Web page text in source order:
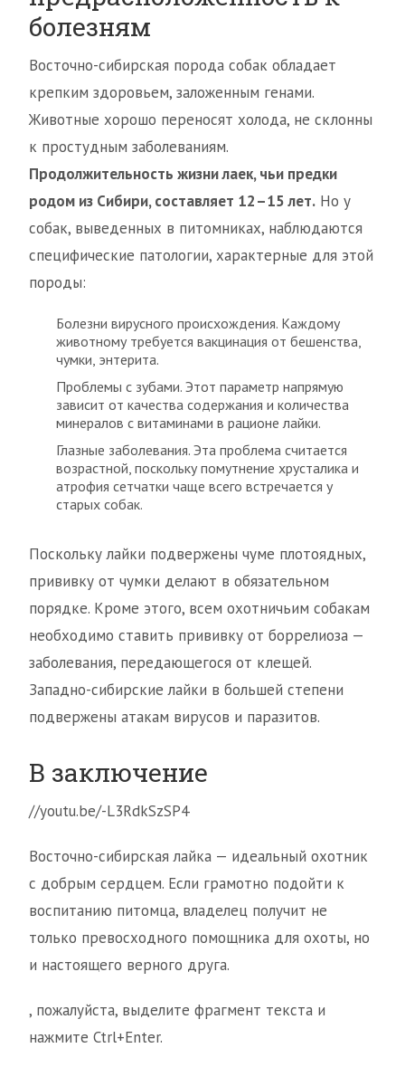
болезням
Восточно-сибирская порода собак обладает
крепким здоровьем, заложенным генами.
Животные хорошо переносят холода, не склонны
к простудным заболеваниям.
Продолжительность жизни лаек, чьи предки
родом из Сибири, составляет 12–15 лет. Но у
собак, выведенных в питомниках, наблюдаются
специфические патологии, характерные для этой
породы:
Болезни вирусного происхождения. Каждому
животному требуется вакцинация от бешенства,
чумки, энтерита.
Проблемы с зубами. Этот параметр напрямую
зависит от качества содержания и количества
минералов с витаминами в рационе лайки.
Глазные заболевания. Эта проблема считается
возрастной, поскольку помутнение хрусталика и
атрофия сетчатки чаще всего встречается у
старых собак.
Поскольку лайки подвержены чуме плотоядных,
прививку от чумки делают в обязательном
порядке. Кроме этого, всем охотничьим собакам
необходимо ставить прививку от боррелиоза —
заболевания, передающегося от клещей.
Западно-сибирские лайки в большей степени
подвержены атакам вирусов и паразитов.
В заключение
//youtu.be/-L3RdkSzSP4
Восточно-сибирская лайка — идеальный охотник
с добрым сердцем. Если грамотно подойти к
воспитанию питомца, владелец получит не
только превосходного помощника для охоты, но
и настоящего верного друга.
, пожалуйста, выделите фрагмент текста и
нажмите Ctrl+Enter.